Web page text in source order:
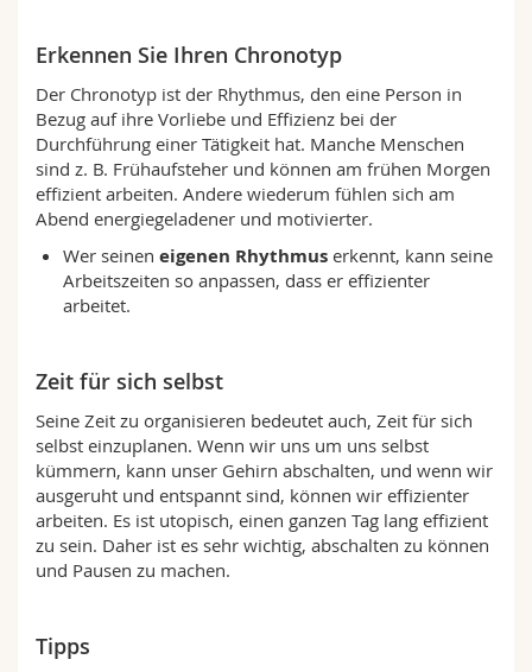
Erkennen Sie Ihren Chronotyp
Der Chronotyp ist der Rhythmus, den eine Person in
Bezug auf ihre Vorliebe und Effizienz bei der
Durchführung einer Tätigkeit hat. Manche Menschen
sind z. B. Frühaufsteher und können am frühen Morgen
effizient arbeiten. Andere wiederum fühlen sich am
Abend energiegeladener und motivierter.
Wer seinen eigenen Rhythmuserkennt, kann seine
Arbeitszeiten so anpassen, dass er effizienter
arbeitet.
Zeit für sich selbst
Seine Zeit zu organisieren bedeutet auch, Zeit für sich
selbst einzuplanen. Wenn wir uns um uns selbst
kümmern, kann unser Gehirn abschalten, und wenn wir
ausgeruht und entspannt sind, können wir effizienter
arbeiten. Es ist utopisch, einen ganzen Tag lang effizient
zu sein. Daher ist es sehr wichtig, abschalten zu können
und Pausen zu machen.
Tipps